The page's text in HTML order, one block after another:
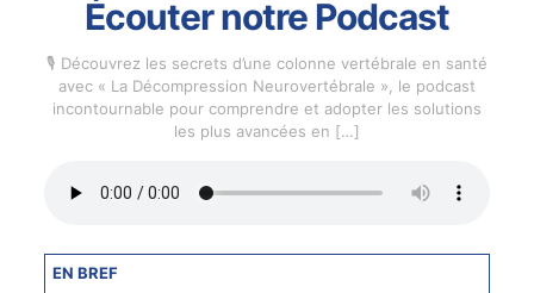
Écouter notre Podcast
🎙️ Découvrez les secrets d’une colonne vertébrale en santé
avec « La Décompression Neurovertébrale », le podcast
incontournable pour comprendre et adopter les solutions
les plus avancées en […]
EN BREF